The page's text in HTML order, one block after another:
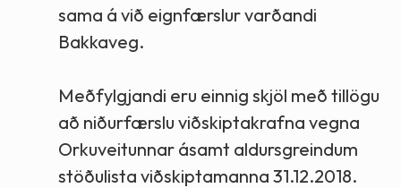
sama á við eignfærslur varðandi
Bakkaveg.
Meðfylgjandi eru einnig skjöl með tillögu
að niðurfærslu viðskiptakrafna vegna
Orkuveitunnar ásamt aldursgreindum
stöðulista viðskiptamanna 31.12.2018.